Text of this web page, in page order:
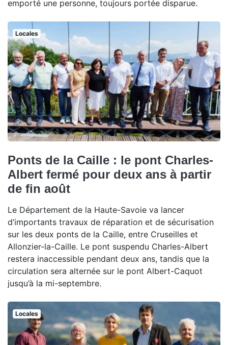
emporté une personne, toujours portée disparue.
Locales
Ponts de la Caille : le pont Charles-
Albert fermé pour deux ans à partir
de fin août
Le Département de la Haute-Savoie va lancer
d’importants travaux de réparation et de sécurisation
sur les deux ponts de la Caille, entre Cruseilles et
Allonzier-la-Caille. Le pont suspendu Charles-Albert
restera inaccessible pendant deux ans, tandis que la
circulation sera alternée sur le pont Albert-Caquot
jusqu’à la mi-septembre.
Locales